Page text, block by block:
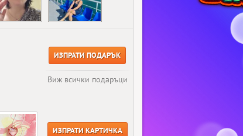
ИЗПРАТИ ПОДАРЪК
Виж всички подаръци
ИЗПРАТИ КАРТИЧКА